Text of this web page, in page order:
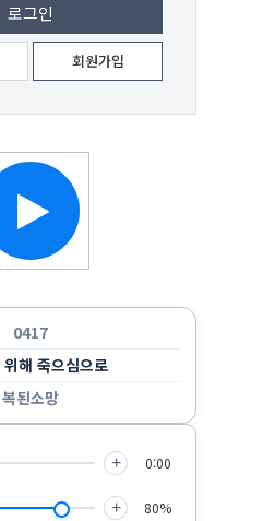
회원가입
0417
해 죽으심으로
복된소망
+ 0:00
+ 80%